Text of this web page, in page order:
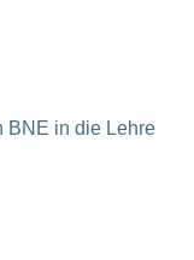
BNE in die Lehre